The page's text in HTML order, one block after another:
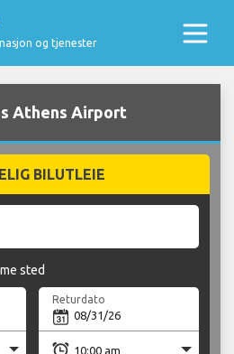
og tjenester
Athens Airport
BILUTLEIE
sted
Returdato